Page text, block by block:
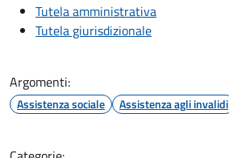
Tutela amministrativa
Tutela giurisdizionale
Argomenti:
Assistenza sociale Assistenza agli invalidi